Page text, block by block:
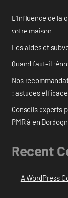
L’influence de la
votre maison.
Les aides et
Quand faut-il
Nos
: astuces
Conseils experts
PMR à en
Recent
A WordPress